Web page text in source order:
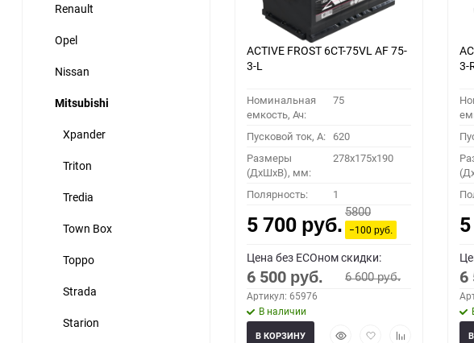
Renault
Opel
Nissan
Mitsubishi
Xpander
Triton
Tredia
Town Box
Toppo
Strada
Starion
ACTIVE FROST 6СТ-75VL АF 75-
3-L
Номинальная
емкость, Ач:
75
Пусковой ток, A: 620
Размеры
(ДхШхВ), мм:
278x175x190
Полярность: 1
5 700 руб.
5800
−100руб.
Цена без ECOном скидки:
6 500 руб. 6 600руб.
Артикул: 65976
В наличии
БыстрыйДобавитьДобавить
В КОРЗИНУ
3-
6